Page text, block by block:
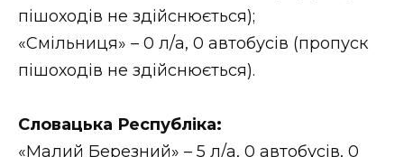
пішоходів не здійснюється);
«Смільниця» – 0 л/а, 0 автобусів (пропуск
пішоходів не здійснюється).
Словацька Республіка:
«Малий Березний» – 5 л/а, 0 автобусів, 0